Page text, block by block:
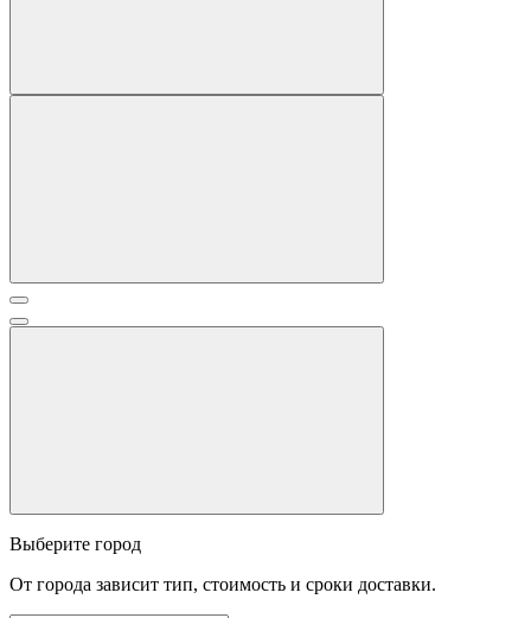
Выберите город
От города зависит тип, стоимость и сроки доставки.